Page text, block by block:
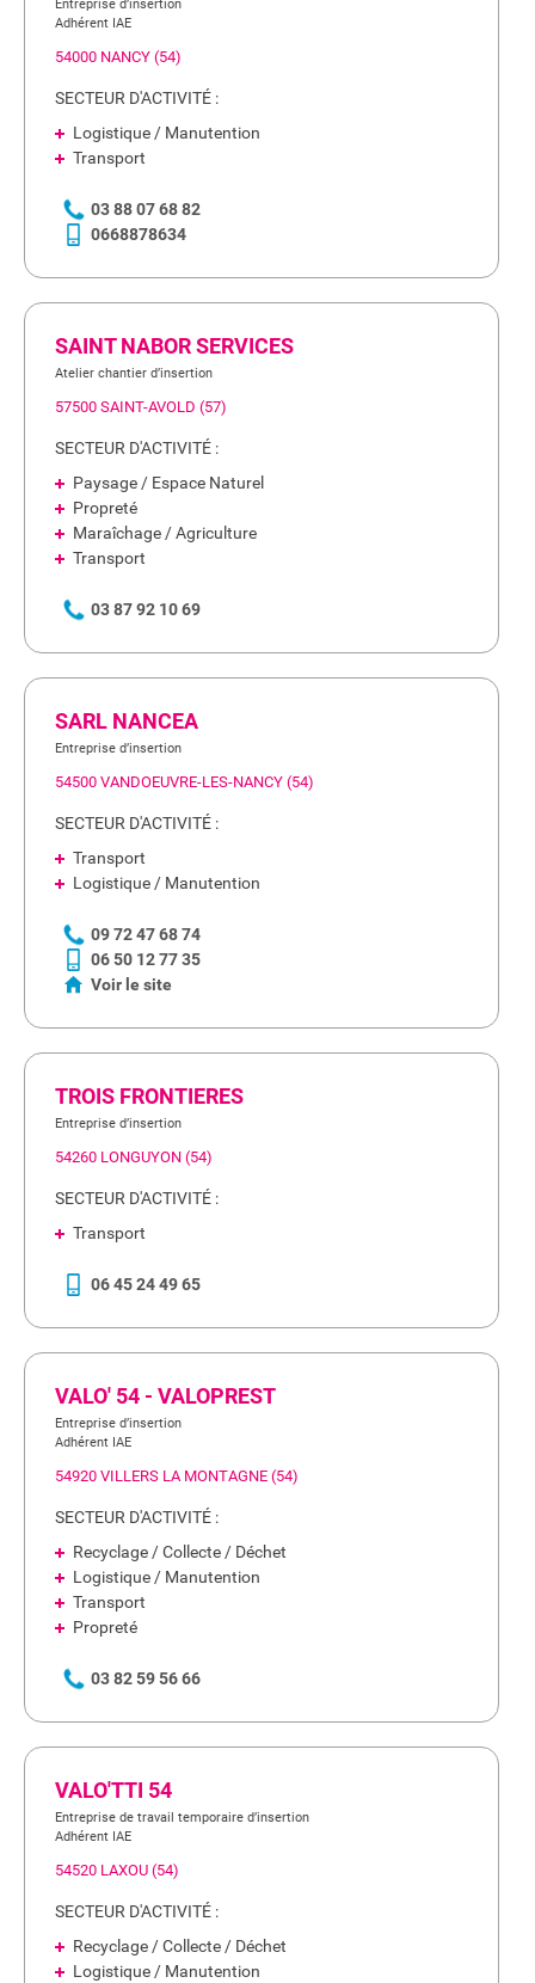
Entreprise d’insertion
Adhérent IAE
54000 NANCY (54)
SECTEUR D'ACTIVITÉ :
Logistique / Manutention
Transport
03 88 07 68 82
0668878634
SAINT NABOR SERVICES
Atelier chantier d’insertion
57500 SAINT-AVOLD (57)
SECTEUR D'ACTIVITÉ :
Paysage / Espace Naturel
Propreté
Maraîchage / Agriculture
Transport
03 87 92 10 69
SARL NANCEA
Entreprise d’insertion
54500 VANDOEUVRE-LES-NANCY (54)
SECTEUR D'ACTIVITÉ :
Transport
Logistique / Manutention
09 72 47 68 74
06 50 12 77 35
Voir le site
TROIS FRONTIERES
Entreprise d’insertion
54260 LONGUYON (54)
SECTEUR D'ACTIVITÉ :
Transport
06 45 24 49 65
VALO' 54 - VALOPREST
Entreprise d’insertion
Adhérent IAE
54920 VILLERS LA MONTAGNE (54)
SECTEUR D'ACTIVITÉ :
Recyclage / Collecte / Déchet
Logistique / Manutention
Transport
Propreté
03 82 59 56 66
VALO'TTI 54
Entreprise de travail temporaire d’insertion
Adhérent IAE
54520 LAXOU (54)
SECTEUR D'ACTIVITÉ :
Recyclage / Collecte / Déchet
Logistique / Manutention